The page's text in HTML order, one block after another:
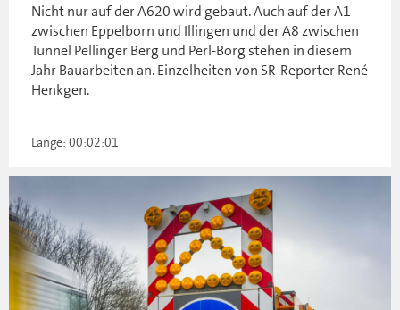
Nicht nur auf der A620 wird gebaut. Auch auf der A1
zwischen Eppelborn und Illingen und der A8 zwischen
Tunnel Pellinger Berg und Perl-Borg stehen in diesem
Jahr Bauarbeiten an. Einzelheiten von SR-Reporter René
Henkgen.
Länge: 00:02:01